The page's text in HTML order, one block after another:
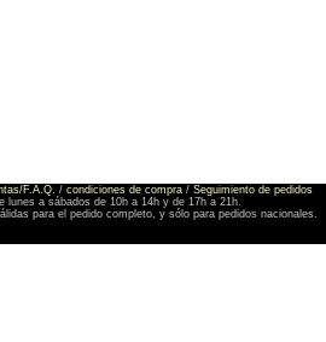
F.A.Q. / condiciones de compra / Seguimiento de pedidos
lunes a sábados de 10h a 14h y de 17h a 21h.
para el pedido completo, y sólo para pedidos nacionales.